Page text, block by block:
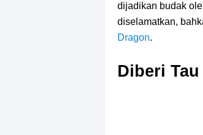
dijadikan budak
diselamatkan,
Dragon.
Diberi